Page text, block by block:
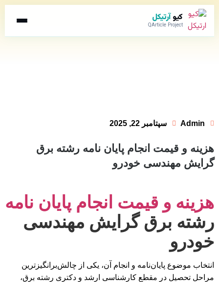
کیوآرتیکل
QArticle Project
Admin سپتامبر 22, 2025
هزینه و قیمت انجام پایان نامه رشته برق
گرایش مهندسی خودرو
هزینه و قیمت انجام پایان نامه
رشته برق گرایش مهندسی
خودرو
انتخاب موضوع پایان‌نامه و انجام آن، یکی از چالش‌برانگیزترین
مراحل تحصیل در مقطع کارشناسی ارشد و دکتری رشته برق،